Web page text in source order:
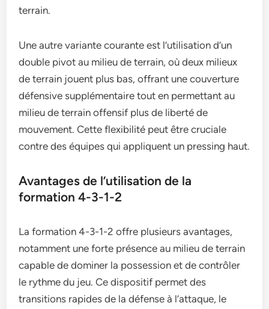
terrain.
Une autre variante courante est l’utilisation d’un
double pivot au milieu de terrain, où deux milieux
de terrain jouent plus bas, offrant une couverture
défensive supplémentaire tout en permettant au
milieu de terrain offensif plus de liberté de
mouvement. Cette flexibilité peut être cruciale
contre des équipes qui appliquent un pressing haut.
Avantages de l’utilisation de la
formation 4-3-1-2
La formation 4-3-1-2 offre plusieurs avantages,
notamment une forte présence au milieu de terrain
capable de dominer la possession et de contrôler
le rythme du jeu. Ce dispositif permet des
transitions rapides de la défense à l’attaque, le